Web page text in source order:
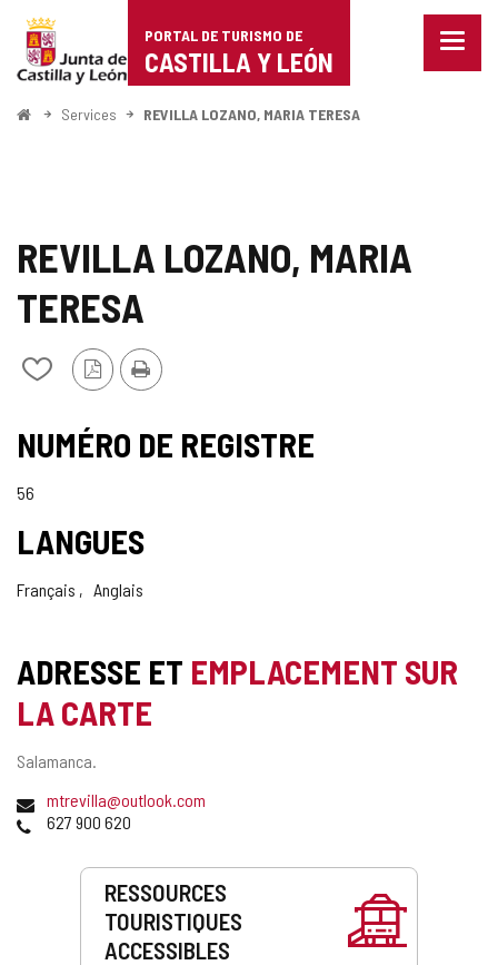
Portal
de
Turismo
León
PORTAL DE TURISMO DE
CASTILLA Y LEÓN
Menu
<
Services REVILLA LOZANO, MARIA TERESA
REVILLA LOZANO, MARIA
TERESA
Ajouter/retirer
de
cahiers
Version
PDF
Imprimer
NUMÉRO DE REGISTRE
56
LANGUES
Français Anglais
ADRESSE ET EMPLACEMENT SUR
LA CARTE
Adresse
Salamanca.
Adresse
de
électronique
mtrevilla@outlook.com
Téléphones
627 900 620
Prestations
RESSOURCES
TOURISTIQUES
ACCESSIBLES